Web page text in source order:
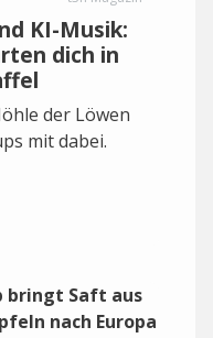
KI-Musik:
dich in
der Löwen
mit dabei.